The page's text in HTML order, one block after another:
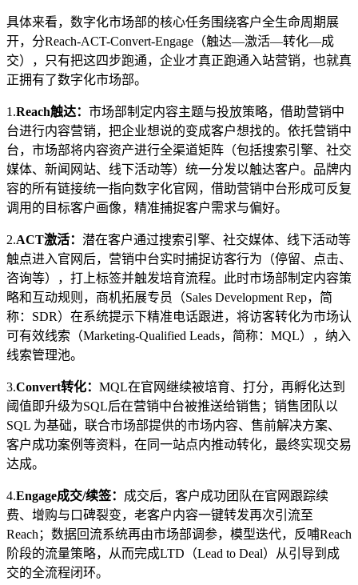
具体来看，数字化市场部的核心任务围绕客户全生命周期展
开，分Reach-ACT-Convert-Engage（触达—激活—转化—成
交），只有把这四步跑通，企业才真正跑通入站营销，也就真
正拥有了数字化市场部。
1.Reach触达： 市场部制定内容主题与投放策略，借助营销中
台进行内容营销，把企业想说的变成客户想找的。依托营销中
台，市场部将内容资产进行全渠道矩阵（包括搜索引擎、社交
媒体、新闻网站、线下活动等）统一分发以触达客户。品牌内
容的所有链接统一指向数字化官网，借助营销中台形成可反复
调用的目标客户画像，精准捕捉客户需求与偏好。
2.ACT激活： 潜在客户通过搜索引擎、社交媒体、线下活动等
触点进入官网后，营销中台实时捕捉访客行为（停留、点击、
咨询等），打上标签并触发培育流程。此时市场部制定内容策
略和互动规则，商机拓展专员（Sales Development Rep，简
称：SDR）在系统提示下精准电话跟进，将访客转化为市场认
可有效线索（Marketing-Qualified Leads，简称：MQL），纳入
线索管理池。
3.Convert转化： MQL在官网继续被培育、打分，再孵化达到
阈值即升级为SQL后在营销中台被推送给销售；销售团队以
SQL 为基础，联合市场部提供的市场内容、售前解决方案、
客户成功案例等资料，在同一站点内推动转化，最终实现交易
达成。
4.Engage成交/续签： 成交后，客户成功团队在官网跟踪续
费、增购与口碑裂变，老客户内容一键转发再次引流至
Reach；数据回流系统再由市场部调参，模型迭代，反哺Reach
阶段的流量策略，从而完成LTD（Lead to Deal）从引导到成
交的全流程闭环。